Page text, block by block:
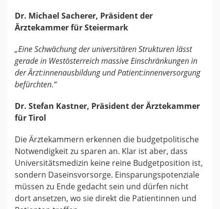
Dr. Michael Sacherer, Präsident der
Ärztekammer für Steiermark
„Eine Schwächung der universitären Strukturen lässt
gerade in Westösterreich massive Einschränkungen in
der Ärzt:innenausbildung und Patient:innenversorgung
befürchten.“
Dr. Stefan Kastner, Präsident der Ärztekammer
für Tirol
Die Ärztekammern erkennen die budgetpolitische
Notwendigkeit zu sparen an. Klar ist aber, dass
Universitätsmedizin keine reine Budgetposition ist,
sondern Daseinsvorsorge. Einsparungspotenziale
müssen zu Ende gedacht sein und dürfen nicht
dort ansetzen, wo sie direkt die Patientinnen und